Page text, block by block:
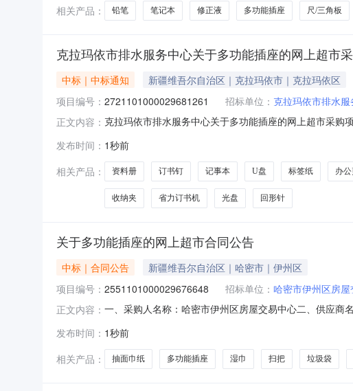
相关产品：
铅笔 笔记本 修正液 多功能插座 尺/三角板
克拉玛依市排水服务中心关于多功能插座的网上超市
中标｜中标通知 新疆维吾尔自治区｜克拉玛依市｜克拉玛依区
项目编号： 2721101000029681261 招标单位： 克拉玛依市排水
正文内容： 克拉玛依市排水服务中心关于多功能插座的网上超市采购
水服务中心关于多功能插座的网上超市采购项目采购项
政区划编码:650299项目所在行政区划名称:克拉玛依市本
发布时间： 1秒前
相关产品：
资料册 订书钉 记事本 U盘 标签纸 办
收纳夹 省力订书机 光盘 回形针
关于多功能插座的网上超市合同公告
中标｜合同公告
新疆维吾尔自治区｜哈密市｜伊州区
项目编号： 2551101000029676648 招标单位： 哈密市伊州区房
正文内容： 一、采购人名称：哈密市伊州区房屋交易中心二、供应商
B3033件4.00652602好媳妇旋转拖把好媳妇旋转拖把套
发布时间： 1秒前
相关产品：
抽面巾纸 多功能插座 湿巾 扫把 垃圾袋